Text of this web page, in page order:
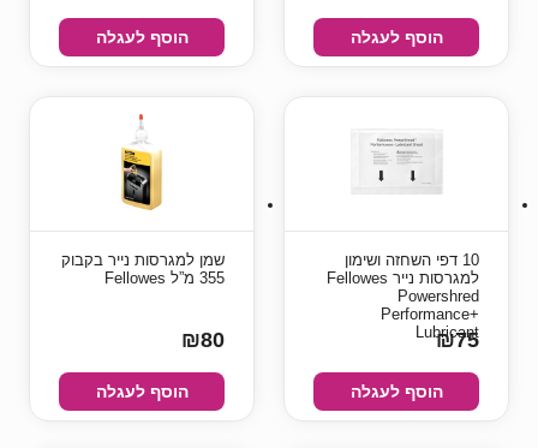
הוסף לעגלה הוסף לעגלה
10 דפי השחזה ושימון
למגרסות נייר Fellowes
Powershred
Performance+
Lubricant
₪75
הוסף לעגלה
שמן למגרסות נייר בקבוק
355 מ”ל Fellowes
₪80
הוסף לעגלה